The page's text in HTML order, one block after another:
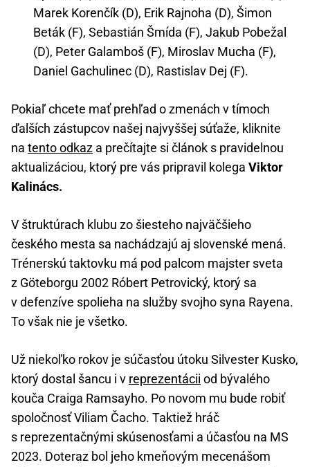
Marek Korenčík (D), Erik Rajnoha (D), Šimon
Beták (F), Sebastián Šmída (F), Jakub Pobežal
(D), Peter Galamboš (F), Miroslav Mucha (F),
Daniel Gachulinec (D), Rastislav Dej (F).
Pokiaľ chcete mať prehľad o zmenách v tímoch
ďalších zástupcov našej najvyššej súťaže, kliknite
na tento odkaz a prečítajte si článok s pravidelnou
aktualizáciou, ktorý pre vás pripravil kolega Viktor
Kalinács.
V štruktúrach klubu zo šiesteho najväčšieho
českého mesta sa nachádzajú aj slovenské mená.
Trénerskú taktovku má pod palcom majster sveta
z Göteborgu 2002 Róbert Petrovický, ktorý sa
v defenzíve spolieha na služby svojho syna Rayena.
To však nie je všetko.
Už niekoľko rokov je súčasťou útoku Silvester Kusko,
ktorý dostal šancu i v reprezentácii od bývalého
kouča Craiga Ramsayho. Po novom mu bude robiť
spoločnosť Viliam Čacho. Taktiež hráč
s reprezentačnými skúsenosťami a účasťou na MS
2023. Doteraz bol jeho kmeňovým mecenášom